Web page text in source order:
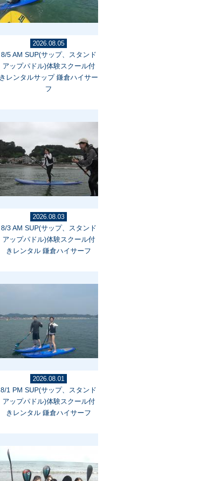
2026.08.05
8/5 AM SUP(サップ、スタンド
アップパドル)体験スクール付
きレンタルサップ 鎌倉ハイサー
フ
2026.08.03
8/3 AM SUP(サップ、スタンド
アップパドル)体験スクール付
きレンタル 鎌倉ハイサーフ
2026.08.01
8/1 PM SUP(サップ、スタンド
アップパドル)体験スクール付
きレンタル 鎌倉ハイサーフ